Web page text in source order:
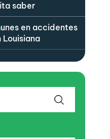
saber
en accidentes